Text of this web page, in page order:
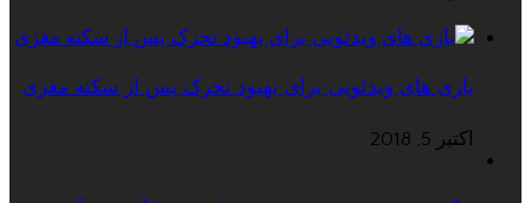
بازی های ویدئویی برای بهبود تحرک پس از سکته مغزی
اکتبر 5, 2018